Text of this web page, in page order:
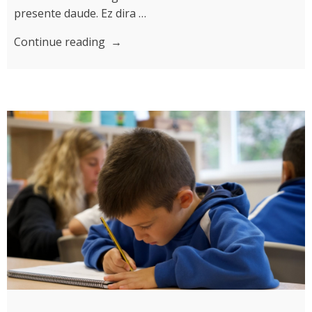
presente daude. Ez dira …
Continue reading“Hirueletasuna:
irekitzeko”